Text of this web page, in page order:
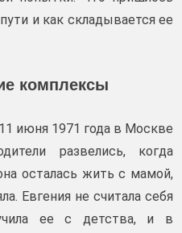
и как складывается ее
комплексы
июня 1971 года в Москве
развелись, когда
осталась жить с мамой,
Евгения не считала себя
ее с детства, и в